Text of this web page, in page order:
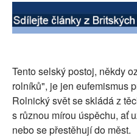
Tento selský postoj, někdy
rolníků", je jen eufemismus
Rolnický svět se skládá z
s různou mírou úspěchu, ať
nebo se přestěhují do měst.